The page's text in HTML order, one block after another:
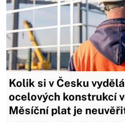
Kolik si v Česku
ocelových konstrukcí
Měsíční plat je